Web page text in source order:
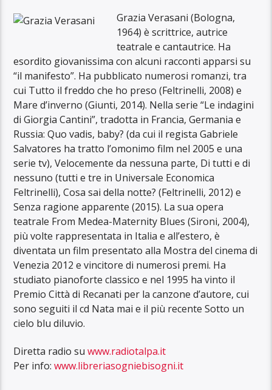
Grazia Verasani (Bologna,
1964) è scrittrice, autrice
teatrale e cantautrice. Ha
esordito giovanissima con alcuni racconti apparsi su
“il manifesto”. Ha pubblicato numerosi romanzi, tra
cui Tutto il freddo che ho preso (Feltrinelli, 2008) e
Mare d’inverno (Giunti, 2014). Nella serie “Le indagini
di Giorgia Cantini”, tradotta in Francia, Germania e
Russia: Quo vadis, baby? (da cui il regista Gabriele
Salvatores ha tratto l’omonimo film nel 2005 e una
serie tv), Velocemente da nessuna parte, Di tutti e di
nessuno (tutti e tre in Universale Economica
Feltrinelli), Cosa sai della notte? (Feltrinelli, 2012) e
Senza ragione apparente (2015). La sua opera
teatrale From Medea-Maternity Blues (Sironi, 2004),
più volte rappresentata in Italia e all’estero, è
diventata un film presentato alla Mostra del cinema di
Venezia 2012 e vincitore di numerosi premi. Ha
studiato pianoforte classico e nel 1995 ha vinto il
Premio Città di Recanati per la canzone d’autore, cui
sono seguiti il cd Nata mai e il più recente Sotto un
cielo blu diluvio.
Diretta radio suwww.radiotalpa.it
Per info:www.libreriasogniebisogni.it